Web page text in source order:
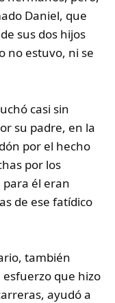
Daniel, que
sus dos hijos
no estuvo, ni se
casi sin
su padre, en la
por el hecho
por los
él eran
de ese fatídico
también
que hizo
ayudó a